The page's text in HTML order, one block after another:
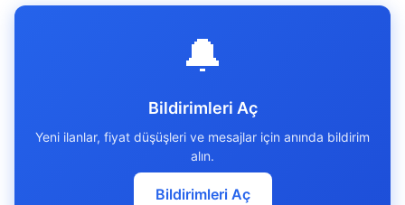
🔔
Bildirimleri Aç
Yeni ilanlar, fiyat düşüşleri ve mesajlar için anında bildirim
alın.
Bildirimleri Aç